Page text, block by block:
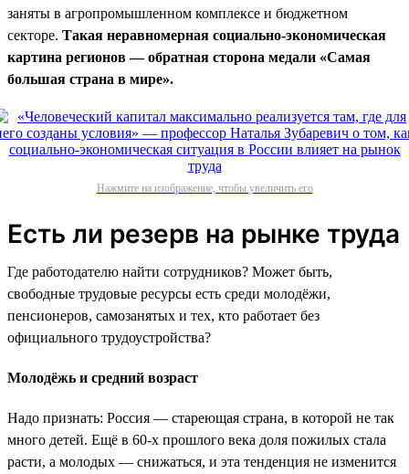
заняты в агропромышленном комплексе и бюджетном
секторе. Такая неравномерная социально-экономическая
картина регионов — обратная сторона медали «Самая
большая страна в мире».
Нажмите на изображение, чтобы увеличить его
Есть ли резерв на рынке труда
Где работодателю найти сотрудников? Может быть,
свободные трудовые ресурсы есть среди молодёжи,
пенсионеров, самозанятых и тех, кто работает без
официального трудоустройства?
Молодёжь и средний возраст
Надо признать: Россия — стареющая страна, в которой не так
много детей. Ещё в 60-х прошлого века доля пожилых стала
расти, а молодых — снижаться, и эта тенденция не изменится